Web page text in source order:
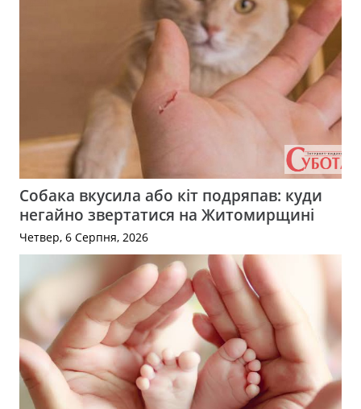
Собака вкусила або кіт подряпав: куди
негайно звертатися на Житомирщині
Четвер, 6 Серпня, 2026